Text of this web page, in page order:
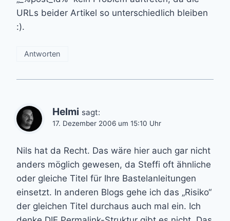
URLs beider Artikel so unterschiedlich bleiben
:).
Antworten
Helmi sagt:
17. Dezember 2006 um 15:10 Uhr
Nils hat da Recht. Das wäre hier auch gar nicht
anders möglich gewesen, da Steffi oft ähnliche
oder gleiche Titel für Ihre Bastelanleitungen
einsetzt. In anderen Blogs gehe ich das „Risiko“
der gleichen Titel durchaus auch mal ein. Ich